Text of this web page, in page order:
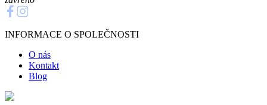
INFORMACE O SPOLEČNOSTI
O nás
Kontakt
Blog